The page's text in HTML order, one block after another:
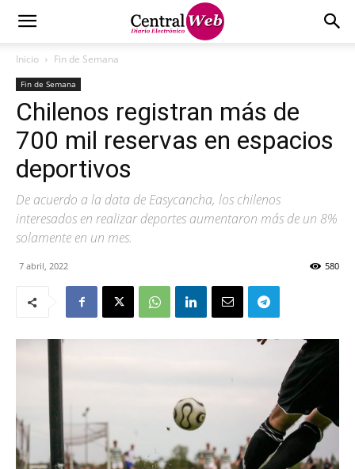
Inicio Fin de Semana
Fin de Semana
Chilenos registran más de
700 mil reservas en espacios
deportivos
De acuerdo a la data de Easycancha, los chilenos
interesados en realizar deportes aumentaron más de un 8%
solamente en un mes.
7 abril, 2022 580